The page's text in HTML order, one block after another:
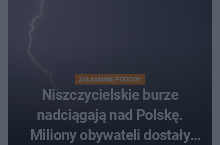
ZAŁAMANIE POGODY
Niszczycielskie burze
nadciągają nad Polskę.
Miliony obywateli dostały